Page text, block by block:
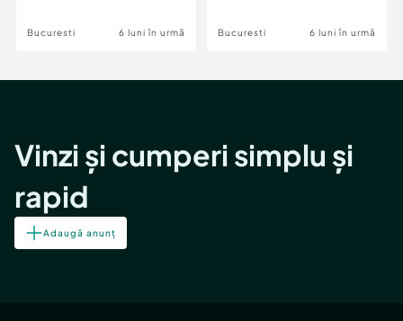
Bucuresti 6 luni în urmă Bucuresti 6 luni în urmă
Vinzi și cumperi simplu și
rapid
Adaugă anunț